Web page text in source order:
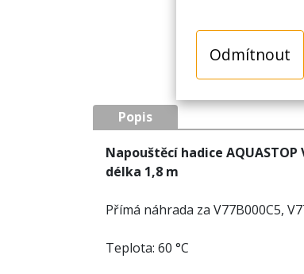
Odmítnout
Popis
Napouštěcí hadice AQUASTOP
délka 1,8 m
Přímá náhrada za V77B000C5,
Teplota: 60 °C